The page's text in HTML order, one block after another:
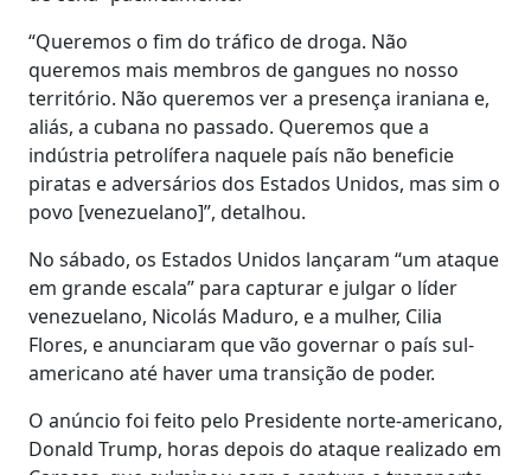
“Queremos o fim do tráfico de droga. Não
queremos mais membros de gangues no nosso
território. Não queremos ver a presença iraniana e,
aliás, a cubana no passado. Queremos que a
indústria petrolífera naquele país não beneficie
piratas e adversários dos Estados Unidos, mas sim o
povo [venezuelano]”, detalhou.
No sábado, os Estados Unidos lançaram “um ataque
em grande escala” para capturar e julgar o líder
venezuelano, Nicolás Maduro, e a mulher, Cilia
Flores, e anunciaram que vão governar o país sul-
americano até haver uma transição de poder.
O anúncio foi feito pelo Presidente norte-americano,
Donald Trump, horas depois do ataque realizado em